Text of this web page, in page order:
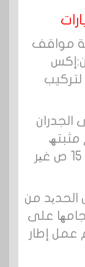
مواقف
الجدران
الى 8 ملم مثبتھ
بمسامیر مجلفنة لا تقل عن 15 ص غیر
الحدید من
على
إطار